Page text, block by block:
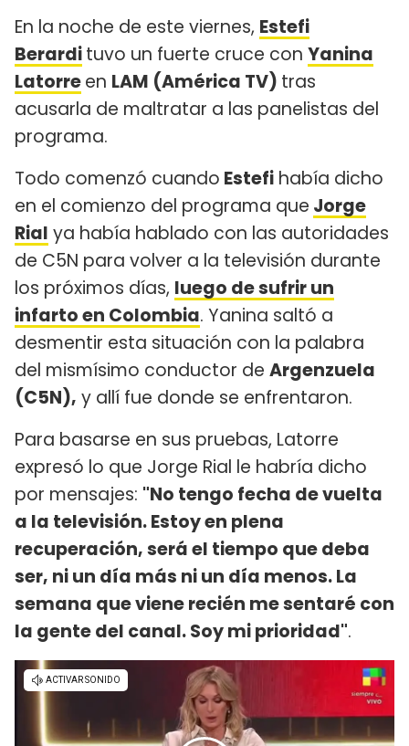
En la noche de este viernes, Estefi
Berardituvo un fuerte cruce con Yanina
Latorreen LAM (América TV) tras
acusarla de maltratar a las panelistas del
programa.
Todo comenzó cuando Estefi había dicho
en el comienzo del programa que Jorge
Rial ya había hablado con las autoridades
de C5N para volver a la televisión durante
los próximos días, luego de sufrir un
infarto en Colombia. Yanina saltó a
desmentir esta situación con la palabra
del mismísimo conductor de Argenzuela
(C5N), y allí fue donde se enfrentaron.
Para basarse en sus pruebas, Latorre
expresó lo que Jorge Rial le habría dicho
por mensajes: "No tengo fecha de vuelta
a la televisión. Estoy en plena
recuperación, será el tiempo que deba
ser, ni un día más ni un día menos. La
semana que viene recién me sentaré con
la gente del canal. Soy mi prioridad".